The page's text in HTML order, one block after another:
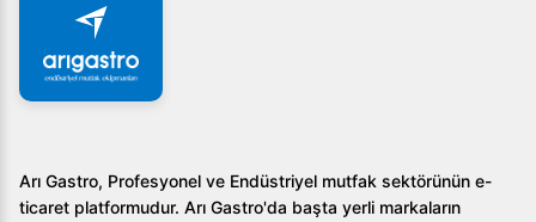
Arı Gastro, Profesyonel ve Endüstriyel mutfak sektörünün e-
ticaret platformudur. Arı Gastro'da başta yerli markaların